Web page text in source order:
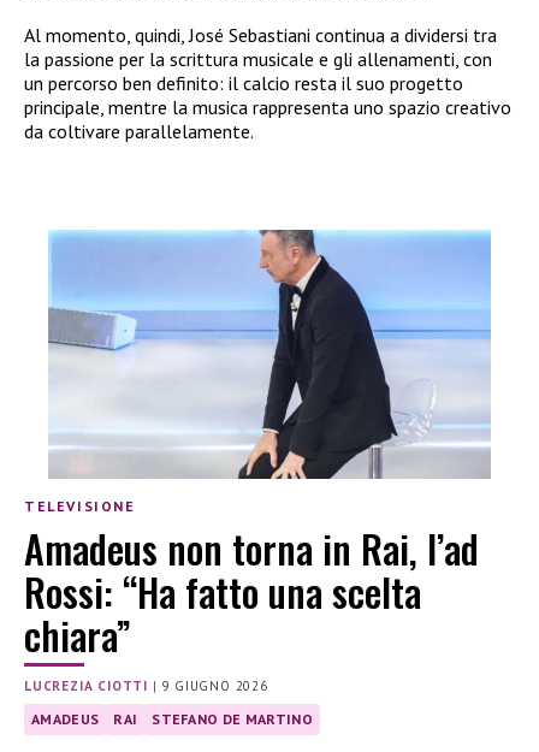
Al momento, quindi, José Sebastiani continua a dividersi tra
la passione per la scrittura musicale e gli allenamenti, con
un percorso ben definito: il calcio resta il suo progetto
principale, mentre la musica rappresenta uno spazio creativo
da coltivare parallelamente.
TELEVISIONE
Amadeus non torna in Rai, l’ad
Rossi: “Ha fatto una scelta
chiara”
LUCREZIA CIOTTI | 9 GIUGNO 2026
AMADEUS RAI STEFANO DE MARTINO